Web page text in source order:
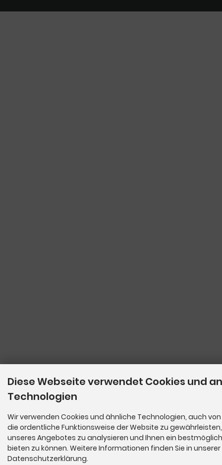
Diese Webseite verwendet Cookies und
Technologien
Wir verwenden Cookies und ähnliche Technologien, auch
die ordentliche Funktionsweise der Website zu
unseres Angebotes zu analysieren und Ihnen ein
bieten zu können. Weitere Informationen finden Sie in unserer
Datenschutzerklärung.